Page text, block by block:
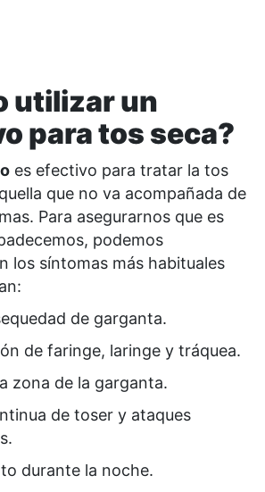
utilizar un
para tos seca?
es efectivo para tratar la tos
que no va acompañada de
Para asegurarnos que es
podemos
los síntomas más habituales
de garganta.
de faringe, laringe y tráquea.
zona de la garganta.
de toser y ataques
durante la noche.